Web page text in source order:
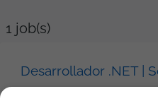
1 job(s)
Desarrollador .NET |